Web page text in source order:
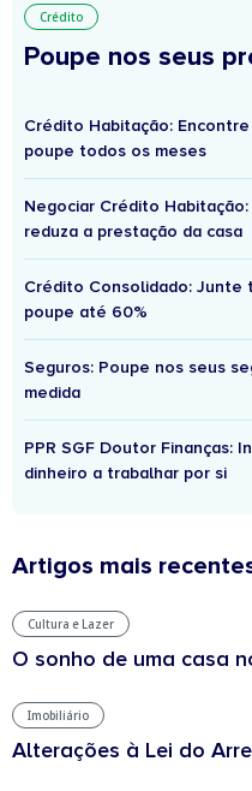
Crédito
Poupe nos seus
Crédito Habitação:
poupe todos os meses
Negociar Crédito
reduza a prestação da casa
Crédito Consolidado: Junte
poupe até 60%
Seguros: Poupe nos seus
medida
PPR SGF Doutor Finanças:
dinheiro a trabalhar por si
Artigos mais
Cultura e Lazer
O sonho de uma casa
Imobiliário
Alterações à Lei do